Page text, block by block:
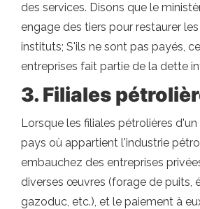
des services. Disons que le
engage des tiers pour restaurer
instituts; S'ils ne sont pas payés,
entreprises fait partie de la dette
3. Filiales
Lorsque les filiales pétrolières d'un
pays où appartient l'industrie
embauchez des entreprises
diverses œuvres (forage de puits,
gazoduc, etc.), et le paiement à